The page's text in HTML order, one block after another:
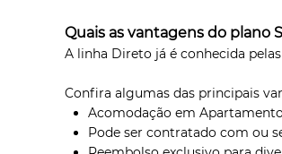
Quais as vantagens do plano
A linha Direto já é conhecida
Confira algumas das principais
Acomodação em
Pode ser contratado com ou